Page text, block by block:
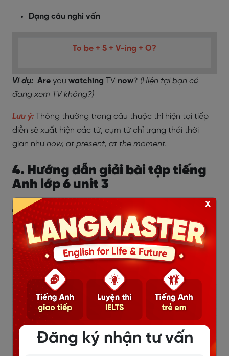
Dạng câu nghi vấn
To be + S + V-ing + O?
Ví dụ: Are you watching TV now? (Hiện tại bạn có
đang xem TV không?)
Lưu ý:
Thông thường trong câu thuộc thì hiện tại tiếp
diễn sẽ xuất hiện các từ, cụm từ chỉ trạng thái thời
gian như now, at present, at the moment.
4. Hướng dẫn giải bài tập tiếng
Anh lớp 6 unit 3
4.1 Tiếng Anh lớp 6 unit 3 Getting
Started
A surprise guest (Một vị khách bất ngờ)
Bài tập 1: Listen and read. (Nghe và đọc.)
Đăng ký nhận tư vấn
x